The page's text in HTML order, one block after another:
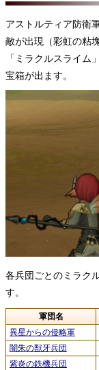
アストルティア防衛
敵が出現（彩虹の粘
「ミラクルスライ
宝箱が出ます。
各兵団ごとのミラク
す。
軍団名
異星からの侵略軍
闇朱の獣牙兵団
紫炎の鉄機兵団